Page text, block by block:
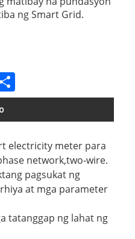
ng Smart Grid.
electricity meter para
network,two-wire.
pagsukat ng
at mga parameter
tatanggap ng lahat ng